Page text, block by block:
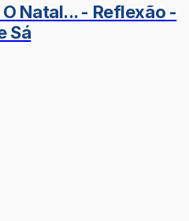
Natal... - Reflexão -
Sá